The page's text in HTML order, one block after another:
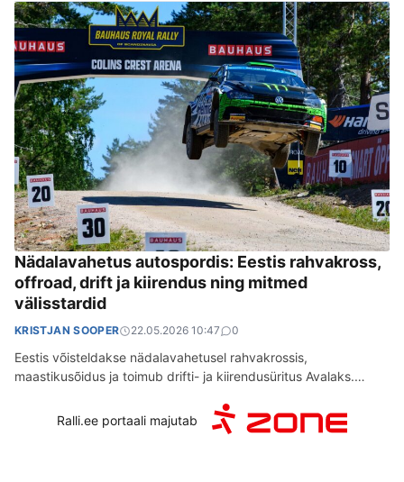
Nädalavahetus autospordis: Eestis rahvakross,
offroad, drift ja kiirendus ning mitmed
välisstardid
KRISTJAN SOOPER 22.05.2026 10:47 0
Eestis võisteldakse nädalavahetusel rahvakrossis,
maastikusõidus ja toimub drifti- ja kiirendusüritus Avalaks.
ja krossisprindi Aluvere Ringi karikavõistluste…
Ralli.ee portaali majutab